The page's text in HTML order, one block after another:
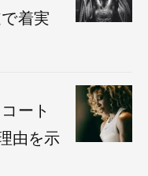
着実
ート
由を示